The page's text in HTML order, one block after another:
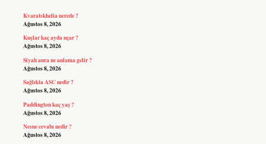
Kvaratskhelia nerede ?
Ağustos 8, 2026
Kuşlar kaç ayda uçar ?
Ağustos 8, 2026
Siyah aura ne anlama gelir ?
Ağustos 8, 2026
Sağlıkta ASC nedir ?
Ağustos 8, 2026
Paddington kaç yaş ?
Ağustos 8, 2026
Nesne cevabı nedir ?
Ağustos 8, 2026